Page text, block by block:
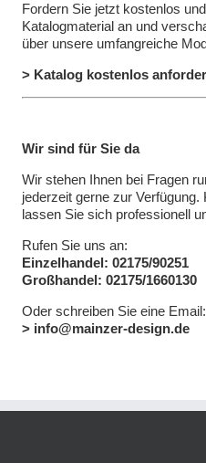
Fordern Sie jetzt kostenlos
Katalogmaterial an und
über unsere umfangreiche
> Katalog kostenlos
Wir sind für Sie da
Wir stehen Ihnen bei Fragen
jederzeit gerne zur
lassen Sie sich professionell
Rufen Sie uns an:
Einzelhandel: 02175/90251
Großhandel: 02175/1660130
Oder schreiben Sie eine Email:
> info@mainzer-design.de